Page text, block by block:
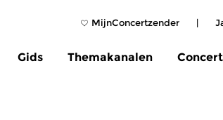
MijnConcertzender |
Gids Themakanalen